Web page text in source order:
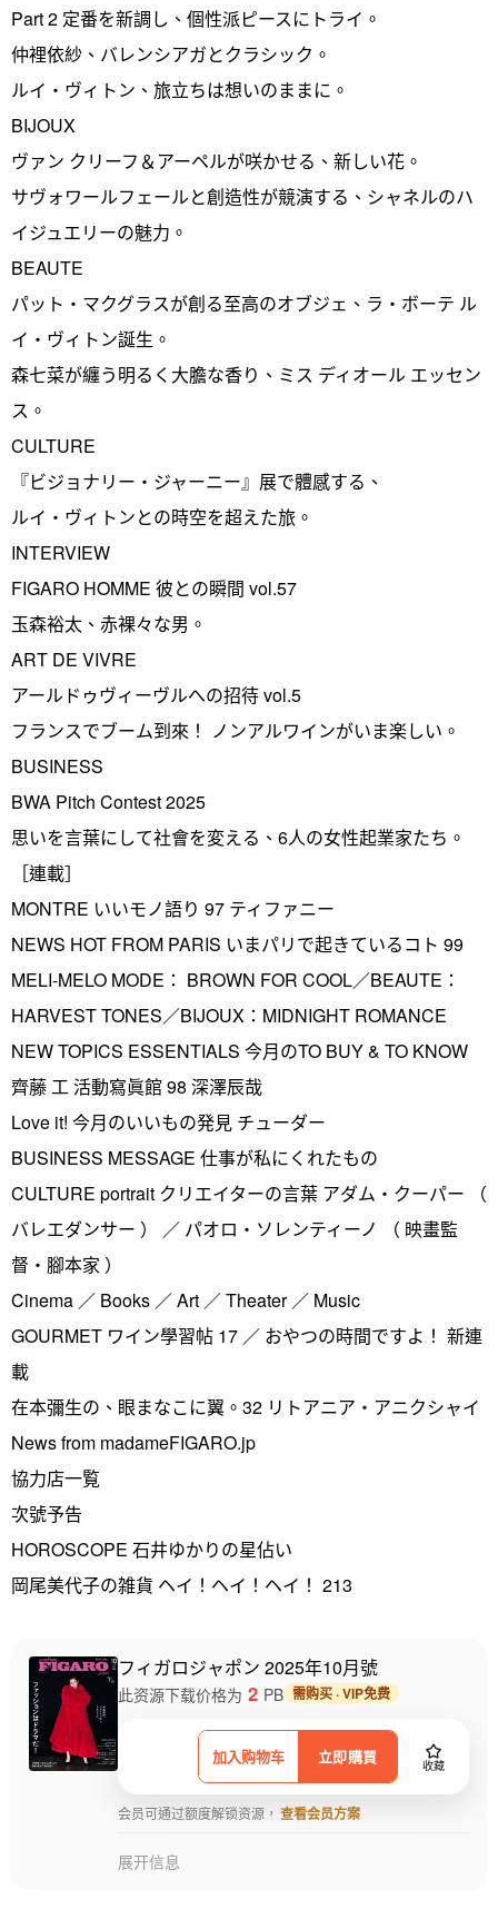
Part 2 定番を新調し、個性派ピースにトライ。
仲裡依紗、バレンシアガとクラシック。
ルイ・ヴィトン、旅立ちは想いのままに。
BIJOUX
ヴァン クリーフ＆アーペルが咲かせる、新しい花。
サヴォワールフェールと創造性が競演する、シャネルのハ
イジュエリーの魅力。
BEAUTE
パット・マクグラスが創る至高のオブジェ、ラ・ボーテ ル
イ・ヴィトン誕生。
森七菜が纏う明るく大膽な香り、ミス ディオール エッセン
ス。
CULTURE
『ビジョナリー・ジャーニー』展で體感する、
ルイ・ヴィトンとの時空を超えた旅。
INTERVIEW
FIGARO HOMME 彼との瞬間 vol.57
玉森裕太、赤裸々な男。
ART DE VIVRE
アールドゥヴィーヴルへの招待 vol.5
フランスでブーム到來！ ノンアルワインがいま楽しい。
BUSINESS
BWA Pitch Contest 2025
思いを言葉にして社會を変える、6人の女性起業家たち。
［連載］
MONTRE いいモノ語り 97 ティファニー
NEWS HOT FROM PARIS いまパリで起きているコト 99
MELI-MELO MODE： BROWN FOR COOL／BEAUTE：
HARVEST TONES／BIJOUX：MIDNIGHT ROMANCE
NEW TOPICS ESSENTIALS 今月のTO BUY & TO KNOW
齊藤 工 活動寫眞館 98 深澤辰哉
Love it! 今月のいいもの発見 チューダー
BUSINESS MESSAGE 仕事が私にくれたもの
CULTURE portrait クリエイターの言葉 アダム・クーパー （
バレエダンサー ） ／ パオロ・ソレンティーノ （ 映畫監
督・腳本家 ）
Cinema ／ Books ／ Art ／ Theater ／ Music
GOURMET ワイン學習帖 17 ／ おやつの時間ですよ！ 新連
載
在本彌生の、眼まなこに翼。32 リトアニア・アニクシャイ
News from madameFIGARO.jp
協力店一覧
次號予告
HOROSCOPE 石井ゆかりの星佔い
岡尾美代子の雑貨 ヘイ！ヘイ！ヘイ！ 213
フィガロジャポン 2025年10月號
加入购物车 立即購買 收藏
此资源下载价格为 2 PB 需购买 · VIP免费
会员可通过额度解锁资源， 查看会员方案
展开信息